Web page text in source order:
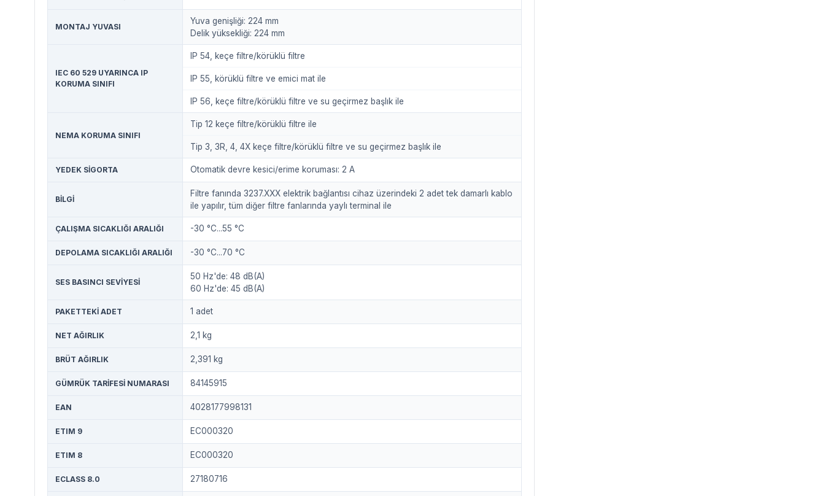
MONTAJ YUVASI
Yuva genişliği: 224 mm
Delik yüksekliği: 224 mm
IEC 60 529 UYARINCA IP
KORUMA SINIFI
IP 54, keçe filtre/körüklü filtre
IP 55, körüklü filtre ve emici mat ile
IP 56, keçe filtre/körüklü filtre ve su geçirmez başlık ile
NEMA KORUMA SINIFI
Tip 12 keçe filtre/körüklü filtre ile
Tip 3, 3R, 4, 4X keçe filtre/körüklü filtre ve su geçirmez başlık ile
YEDEK SIGORTA Otomatik devre kesici/erime koruması: 2 A
BILGI
Filtre fanında 3237.XXX elektrik bağlantısı cihaz üzerindeki 2 adet tek damarlı kablo
ile yapılır, tüm diğer filtre fanlarında yaylı terminal ile
ÇALIŞMA SICAKLIĞI ARALIĞI -30 °C...55 °C
DEPOLAMA SICAKLIĞI ARALIĞI -30 °C...70 °C
SES BASINCI SEVIYESI
50 Hz'de: 48 dB(A)
60 Hz'de: 45 dB(A)
PAKETTEKI ADET 1 adet
NET AĞIRLIK 2,1 kg
BRÜT AĞIRLIK 2,391 kg
GÜMRÜK TARIFESI NUMARASI 84145915
EAN 4028177998131
ETIM 9 EC000320
ETIM 8 EC000320
ECLASS 8.0 27180716